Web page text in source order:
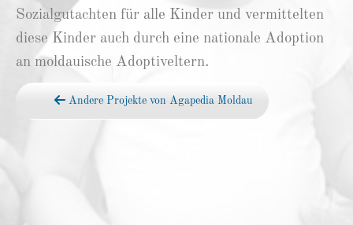
Sozialgutachten für alle Kinder und vermittelten
diese Kinder auch durch eine nationale Adoption
an moldauische Adoptiveltern.
Andere Projekte von Agapedia Moldau